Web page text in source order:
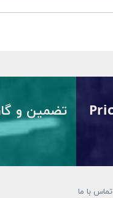
تماس با ما